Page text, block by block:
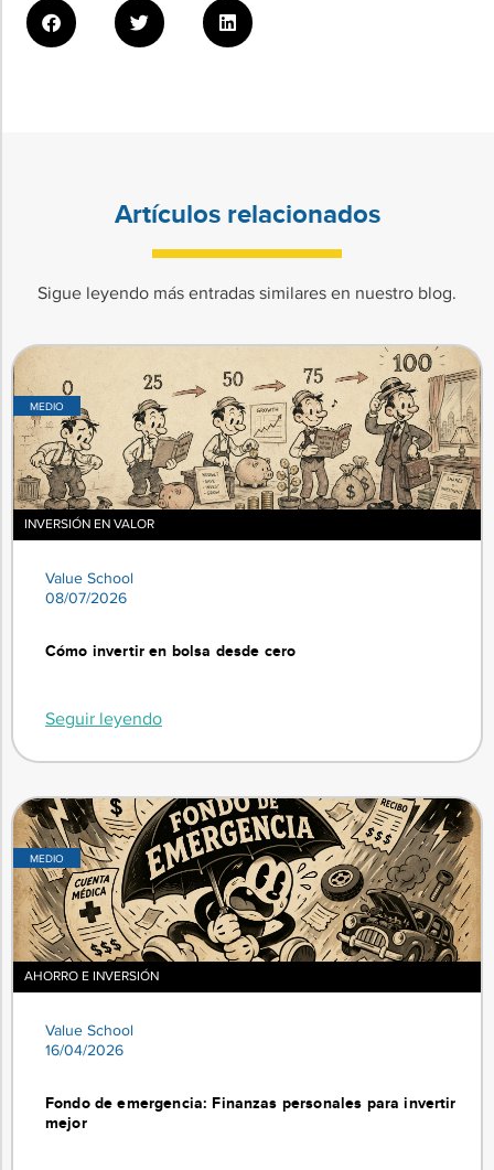
Artículos relacionados
Sigue leyendo más entradas similares en nuestro blog.
MEDIO
INVERSIÓN EN VALOR
Value School
08/07/2026
Cómo invertir en bolsa desde cero
Seguir leyendo
MEDIO
AHORRO E INVERSIÓN
Value School
16/04/2026
Fondo de emergencia: Finanzas personales para invertir
mejor